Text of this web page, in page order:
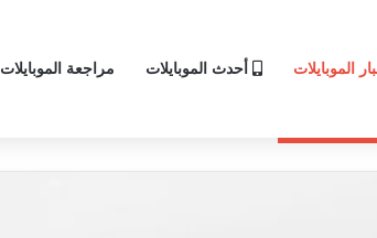
الموبايلات أحدث الموبايلات مراجعة الموبايلات